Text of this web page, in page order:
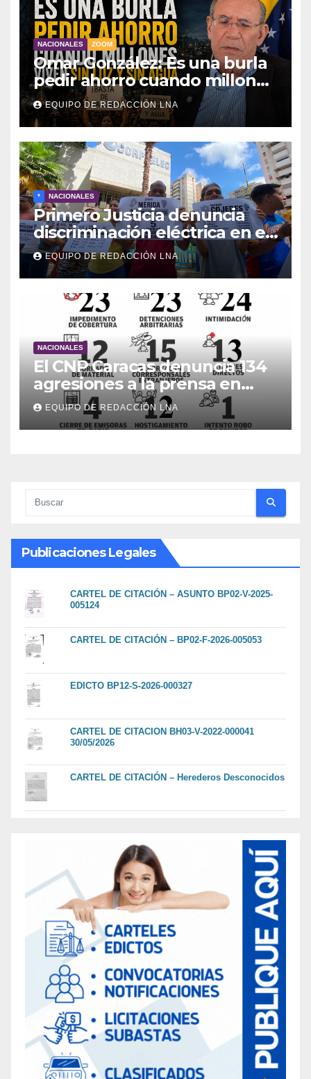
NACIONALES ZOOM
Omar González: Es una burla
pedir ahorro cuando millones
viven sin luz y sin agua
EQUIPO DE REDACCIÓN LNA
* NACIONALES
Primero Justicia denuncia
discriminación eléctrica en el
interior del país
EQUIPO DE REDACCIÓN LNA
NACIONALES
El CNP Caracas denuncia 134
agresiones a la prensa en
2026
EQUIPO DE REDACCIÓN LNA
Publicaciones Legales
CARTEL DE CITACIÓN – ASUNTO BP02-V-2025-
005124
CARTEL DE CITACIÓN – BP02-F-2026-005053
EDICTO BP12-S-2026-000327
CARTEL DE CITACION BH03-V-2022-000041
30/05/2026
CARTEL DE CITACIÓN – Herederos Desconocidos